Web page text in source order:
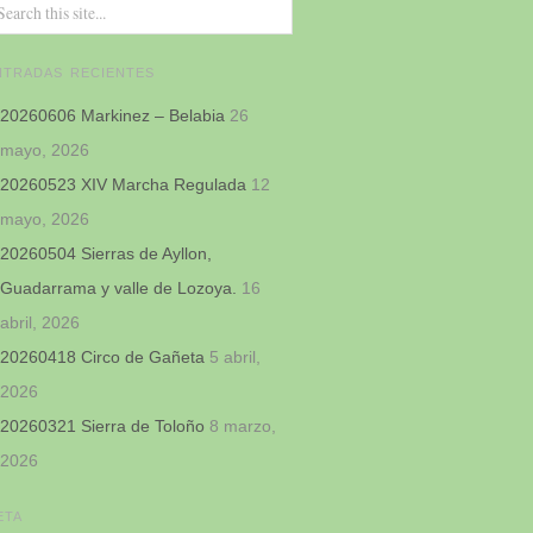
RECIENTES
20260606 Markinez – Belabia 26
mayo, 2026
20260523 XIV Marcha Regulada 12
mayo, 2026
20260504 Sierras de Ayllon,
Guadarrama y valle de Lozoya.
16
abril, 2026
20260418 Circo de Gañeta 5 abril,
2026
20260321 Sierra de Toloño 8 marzo,
2026